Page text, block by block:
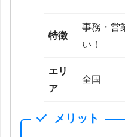
特徴
事務・営
い！
エリ
ア
全国
メリット